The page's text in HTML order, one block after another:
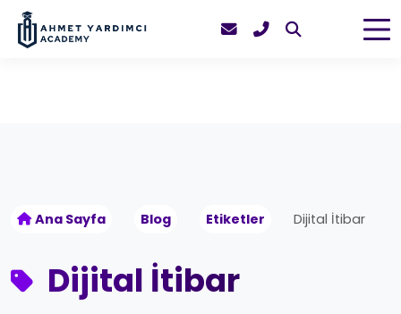
Ana Sayfa Blog Etiketler Dijital İtibar
Dijital İtibar